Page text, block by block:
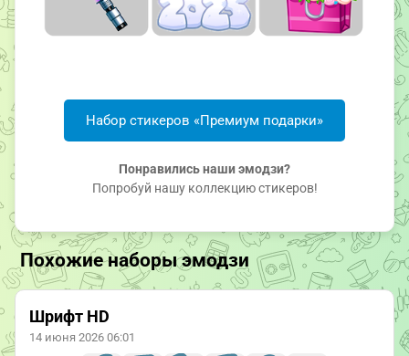
Набор стикеров «Премиум подарки»
Понравились наши эмодзи?
Попробуй нашу коллекцию стикеров!
Похожие наборы эмодзи
Шрифт HD
14 июня 2026 06:01